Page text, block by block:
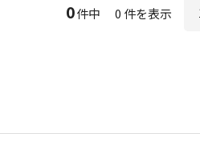
0件中 0 件を表示